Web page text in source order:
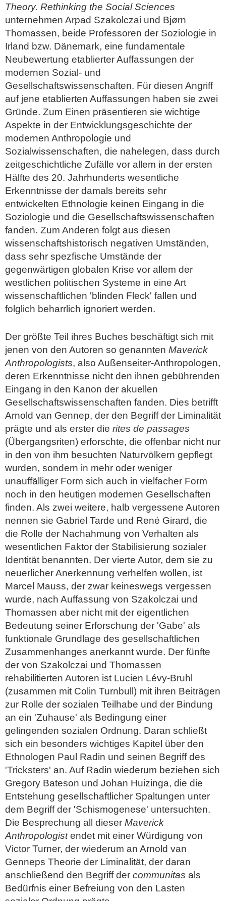
Theory. Rethinking the Social Sciences
unternehmen Arpad Szakolczai und Bjørn
Thomassen, beide Professoren der Soziologie in
Irland bzw. Dänemark, eine fundamentale
Neubewertung etablierter Auffassungen der
modernen Sozial- und
Gesellschaftswissenschaften. Für diesen Angriff
auf jene etablierten Auffassungen haben sie zwei
Gründe. Zum Einen präsentieren sie wichtige
Aspekte in der Entwicklungsgeschichte der
modernen Anthropologie und
Sozialwissenschaften, die nahelegen, dass durch
zeitgeschichtliche Zufälle vor allem in der ersten
Hälfte des 20. Jahrhunderts wesentliche
Erkenntnisse der damals bereits sehr
entwickelten Ethnologie keinen Eingang in die
Soziologie und die Gesellschaftswissenschaften
fanden. Zum Anderen folgt aus diesen
wissenschaftshistorisch negativen Umständen,
dass sehr spezfische Umstände der
gegenwärtigen globalen Krise vor allem der
westlichen politischen Systeme in eine Art
wissenschaftlichen 'blinden Fleck' fallen und
folglich beharrlich ignoriert werden.
Der größte Teil ihres Buches beschäftigt sich mit
jenen von den Autoren so genannten Maverick
Anthropologists, also Außenseiter-Anthropologen,
deren Erkenntnisse nicht den ihnen gebührenden
Eingang in den Kanon der akuellen
Gesellschaftswissenschaften fanden. Dies betrifft
Arnold van Gennep, der den Begriff der Liminalität
prägte und als erster die rites de passages
(Übergangsriten) erforschte, die offenbar nicht nur
in den von ihm besuchten Naturvölkern gepflegt
wurden, sondern in mehr oder weniger
unauffälliger Form sich auch in vielfacher Form
noch in den heutigen modernen Gesellschaften
finden. Als zwei weitere, halb vergessene Autoren
nennen sie Gabriel Tarde und René Girard, die
die Rolle der Nachahmung von Verhalten als
wesentlichen Faktor der Stabilisierung sozialer
Identität benannten. Der vierte Autor, dem sie zu
neuerlicher Anerkennung verhelfen wollen, ist
Marcel Mauss, der zwar keineswegs vergessen
wurde, nach Auffassung von Szakolczai und
Thomassen aber nicht mit der eigentlichen
Bedeutung seiner Erforschung der 'Gabe' als
funktionale Grundlage des gesellschaftlichen
Zusammenhanges anerkannt wurde. Der fünfte
der von Szakolczai und Thomassen
rehabilitierten Autoren ist Lucien Lévy-Bruhl
(zusammen mit Colin Turnbull) mit ihren Beiträgen
zur Rolle der sozialen Teilhabe und der Bindung
an ein 'Zuhause' als Bedingung einer
gelingenden sozialen Ordnung. Daran schließt
sich ein besonders wichtiges Kapitel über den
Ethnologen Paul Radin und seinen Begriff des
'Tricksters' an. Auf Radin wiederum beziehen sich
Gregory Bateson und Johan Huizinga, die die
Entstehung gesellschaftlicher Spaltungen unter
dem Begriff der 'Schismogenese' untersuchten.
Die Besprechung all dieser Maverick
Anthropologistendet mit einer Würdigung von
Victor Turner, der wiederum an Arnold van
Genneps Theorie der Liminalität, der daran
anschließend den Begriff der communitas als
Bedürfnis einer Befreiung von den Lasten